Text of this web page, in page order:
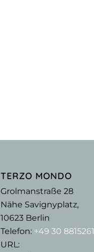
TERZO MONDO
Grolmanstraße 28
Nähe Savignyplatz,
10623Berlin
Telefon: +49 30 8815261
URL: